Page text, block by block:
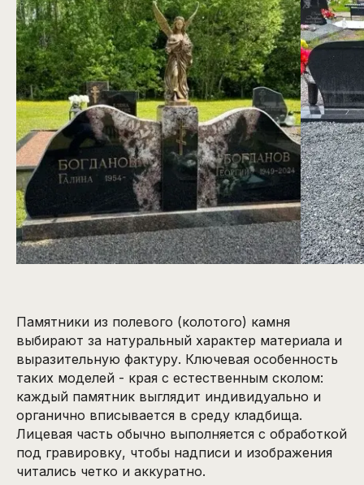
Памятники из полевого (колотого) камня
выбирают за натуральный характер материала и
выразительную фактуру. Ключевая особенность
таких моделей - края с естественным сколом:
каждый памятник выглядит индивидуально и
органично вписывается в среду кладбища.
Лицевая часть обычно выполняется с обработкой
под гравировку, чтобы надписи и изображения
читались четко и аккуратно.